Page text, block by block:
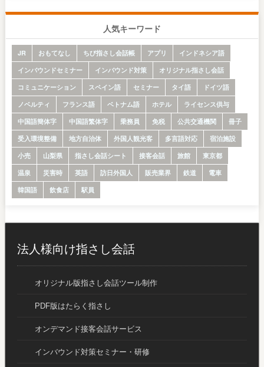
人気キーワード
JR おもてなし ちび指さし会話帳 アプリ
インドネシア語
インバウンドセミナー
インバウンド対策
オリジナル指さし会話
コミュニケーション
スペイン語 セミナー タイ語
ドイツ語
ノベルティ
フランス語 ベトナム語 ホテル
ライセンス供与
中国語簡体字
中国語繁体字 乗務員 免税 公共交通機関
冊子
受入環境整備
地方自治体 外国人観光客 多言語対応
宿泊施設
小売
山梨県 指さし会話シート 接客会話 旅館
東京都
温泉
災害時 英語 訪日外国人 販売業界 鉄道
電車
韓国語
飲食店 駅員
法人様向け指さし会話
オリジナル版指さし会話ツール制作
PDF版はたらく指さし
オンデマンド接客会話サービス
インバウンド対策セミナー・研修